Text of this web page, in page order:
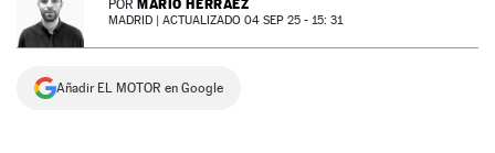
NEWSLETTER
SÍGUENOS
POR MARIO HERRÁEZ
MADRID | ACTUALIZADO 04 SEP 25 - 15: 31
Añadir EL MOTOR en Google